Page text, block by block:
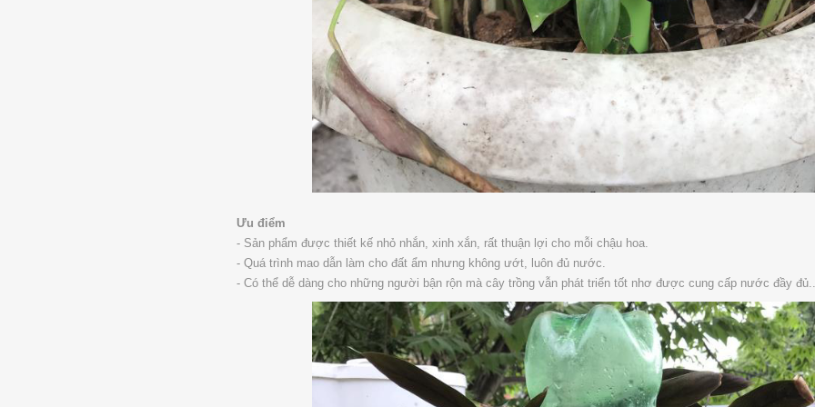
Ưu điểm
- Sản phẩm được thiết kế nhỏ nhắn, xinh xắn, rất thuận lợi cho mỗi chậu hoa.
- Quá trình mao dẫn làm cho đất ẩm nhưng không ướt, luôn đủ nước.
- Có thể dễ dàng cho những người bận rộn mà cây trồng vẫn phát triển tốt nhơ được cung cấp nước đầy